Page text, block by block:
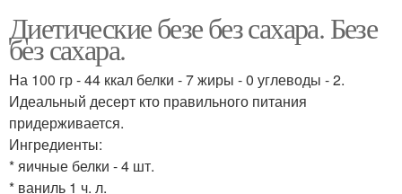
Диетические безе без сахара. Безе
без сахара.
На 100 гр - 44 ккал белки - 7 жиры - 0 углеводы - 2.
Идеальный десерт кто правильного питания
придерживается.
Ингредиенты:
* яичные белки - 4 шт.
* ваниль 1 ч. л.